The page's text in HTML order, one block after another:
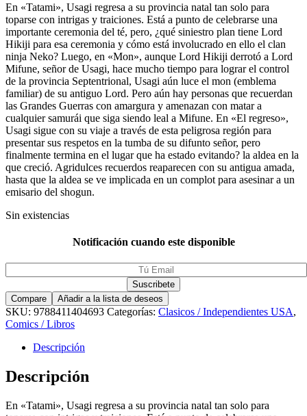
En «Tatami», Usagi regresa a su provincia natal tan solo para
toparse con intrigas y traiciones. Está a punto de celebrarse una
importante ceremonia del té, pero, ¿qué siniestro plan tiene Lord
Hikiji para esa ceremonia y cómo está involucrado en ello el clan
ninja Neko? Luego, en «Mon», aunque Lord Hikiji derrotó a Lord
Mifune, señor de Usagi, hace mucho tiempo para lograr el control
de la provincia Septentrional, Usagi aún luce el mon (emblema
familiar) de su antiguo Lord. Pero aún hay personas que recuerdan
las Grandes Guerras con amargura y amenazan con matar a
cualquier samurái que siga siendo leal a Mifune. En «El regreso»,
Usagi sigue con su viaje a través de esta peligrosa región para
presentar sus respetos en la tumba de su difunto señor, pero
finalmente termina en el lugar que ha estado evitando? la aldea en la
que creció. Agridulces recuerdos reaparecen con su antigua amada,
hasta que la aldea se ve implicada en un complot para asesinar a un
emisario del shogun.
Sin existencias
Notificación cuando este disponible
Compare Añadir a la lista de deseos
SKU: 9788411404693 Categorías: Clasicos / Independientes USA,
Comics / Libros
Descripción
Descripción
En «Tatami», Usagi regresa a su provincia natal tan solo para